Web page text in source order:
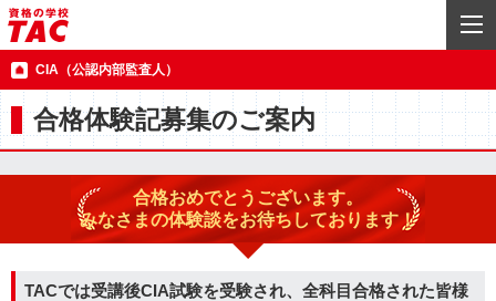
CIA（公認内部監査人）
合格体験記募集のご案内
合格おめでとうございます。
みなさまの体験談をお待ちしております！
TACでは受講後CIA試験を受験され、全科目合格された皆様